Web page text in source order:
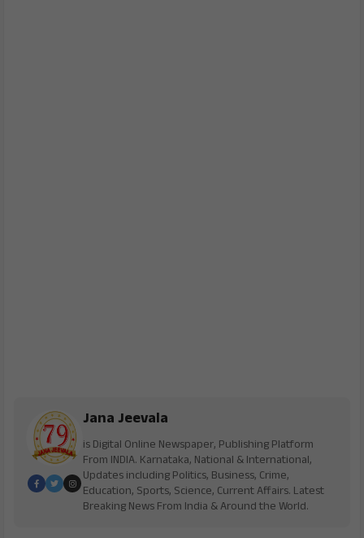
Jana Jeevala
is Digital Online Newspaper, Publishing Platform
From INDIA. Karnataka, National & International,
Updates including Politics, Business, Crime,
Education, Sports, Science, Current Affairs. Latest
Breaking News From India & Around the World.